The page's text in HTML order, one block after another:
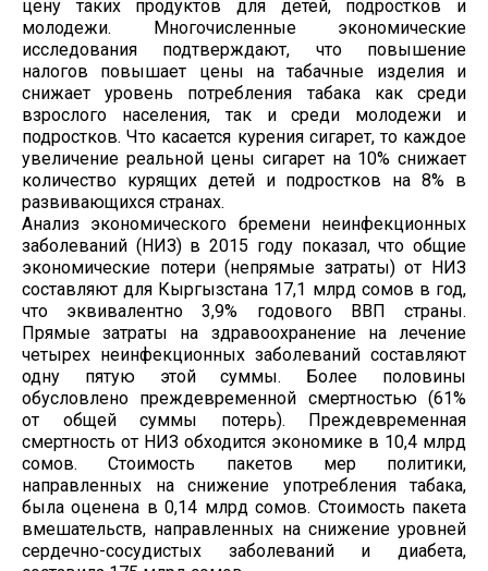
цену таких продуктов для детей, подростков и
молодежи. Многочисленные экономические
исследования подтверждают, что повышение
налогов повышает цены на табачные изделия и
снижает уровень потребления табака как среди
взрослого населения, так и среди молодежи и
подростков. Что касается курения сигарет, то каждое
увеличение реальной цены сигарет на 10% снижает
количество курящих детей и подростков на 8% в
развивающихся странах.
Анализ экономического бремени неинфекционных
заболеваний (НИЗ) в 2015 году показал, что общие
экономические потери (непрямые затраты) от НИЗ
составляют для Кыргызстана 17,1 млрд сомов в год,
что эквивалентно 3,9% годового ВВП страны.
Прямые затраты на здравоохранение на лечение
четырех неинфекционных заболеваний составляют
одну пятую этой суммы. Более половины
обусловлено преждевременной смертностью (61%
от общей суммы потерь). Преждевременная
смертность от НИЗ обходится экономике в 10,4 млрд
сомов. Стоимость пакетов мер политики,
направленных на снижение употребления табака,
была оценена в 0,14 млрд сомов. Стоимость пакета
вмешательств, направленных на снижение уровней
сердечно-сосудистых заболеваний и диабета,